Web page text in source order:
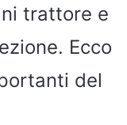
trattore e
Ecco
del